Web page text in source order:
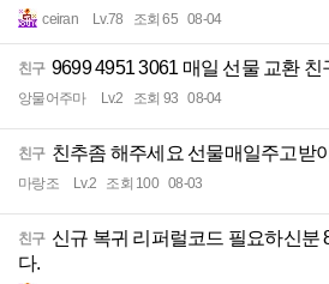
ceiran Lv.78 조회 65 08-04
친구 9699 4951 3061 매일 선물 교환 친
앙물어주마 Lv.2 조회 93 08-04
친구 친추좀 해주세요 선물매일주고받
마랑조 Lv.2 조회 100 08-03
친구 신규 복귀 리퍼럴코드 필요하신분
다.